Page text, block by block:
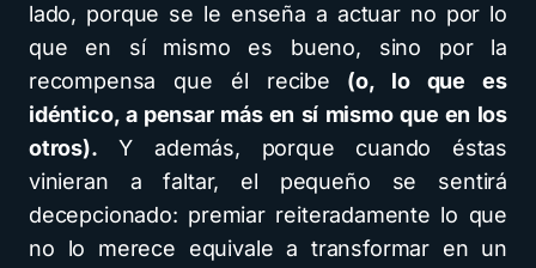
lado, porque se le enseña a actuar no por lo
que en sí mismo es bueno, sino por la
recompensa que él recibe (o, lo que es
idéntico, a pensar más en sí mismo que en los
otros). Y además, porque cuando éstas
vinieran a faltar, el pequeño se sentirá
decepcionado: premiar reiteradamente lo que
no lo merece equivale a transformar en un